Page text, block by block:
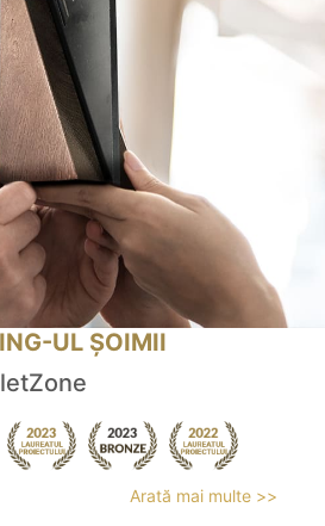
UL ȘOIMII
Arată mai multe >>